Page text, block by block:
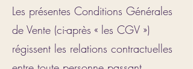
Les présentes Conditions Générales
de Vente (ci-après « les CGV »)
régissent les relations contractuelles